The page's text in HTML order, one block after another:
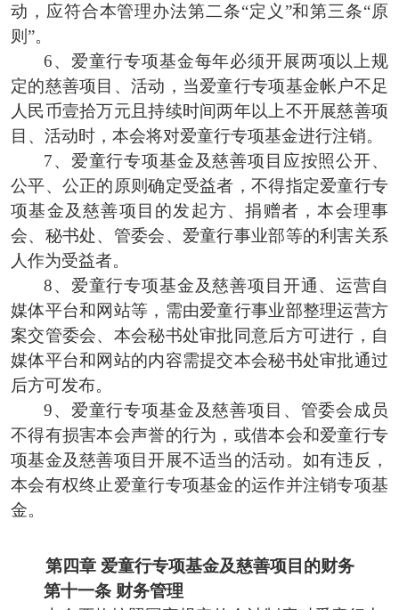
动，应符合本管理办法第二条“定义”和第三条“原
则”。
6、爱童行专项基金每年必须开展两项以上规
定的慈善项目、活动 ，当爱童行专项基金帐户不足
人民币壹拾万元且持续时间两年以上不开展慈善项
目、 活动时，本会将对爱童行专项基金进行注销。
7、爱童行专项基金及慈善项目应按照公开、
公平、公正的原则确定受益者，不得指定爱童行专
项基金及慈善项目的发起方、捐赠者，本会理事
会、秘书处、管委会、爱童行事业部等的利害关系
人作为受益者。
8、爱童行专项基金及慈善项目开通、运营自
媒体平台和网站等，需由爱童行事业部整理运营方
案交管委会、本会秘书处审批同意后方可进行，自
媒体平台和网站的内容需提交本会秘书处审批通过
后方可发布。
9、爱童行专项基金及慈善项目、 管委会成员
不得有损害本会声誉的行为，或借本会和爱童行专
项基金及慈善项目开展不适当的活动。如有违反，
本会有权终止爱童行专项基金的运作并注销专项基
金。
第四章 爱童行专项基金及慈善项目的财务
第十一条 财务管理